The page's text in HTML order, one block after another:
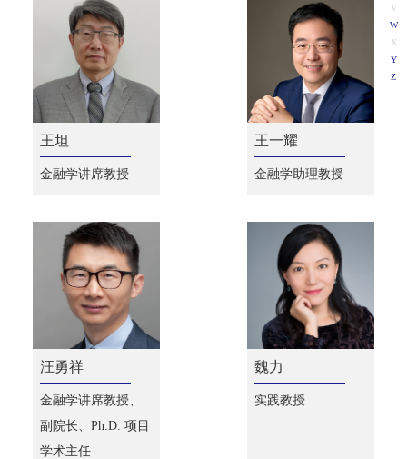
王坦
金融学讲席教授
王一耀
金融学助理教授
汪勇祥
金融学讲席教授、
副院长、Ph.D. 项目
学术主任
魏力
实践教授
V
W
X
Y
Z